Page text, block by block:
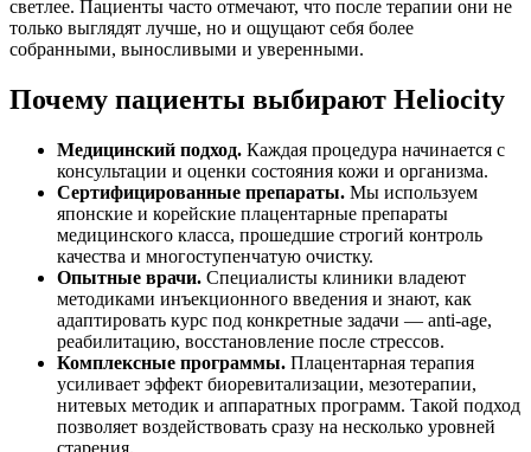
светлее. Пациенты часто отмечают, что после терапии они не
только выглядят лучше, но и ощущают себя более
собранными, выносливыми и уверенными.
Почему пациенты выбирают Heliocity
Медицинский подход. Каждая процедура начинается с
консультации и оценки состояния кожи и организма.
Сертифицированные препараты. Мы используем
японские и корейские плацентарные препараты
медицинского класса, прошедшие строгий контроль
качества и многоступенчатую очистку.
Опытные врачи. Специалисты клиники владеют
методиками инъекционного введения и знают, как
адаптировать курс под конкретные задачи — anti-age,
реабилитацию, восстановление после стрессов.
Комплексные программы. Плацентарная терапия
усиливает эффект биоревитализации, мезотерапии,
нитевых методик и аппаратных программ. Такой подход
позволяет воздействовать сразу на несколько уровней